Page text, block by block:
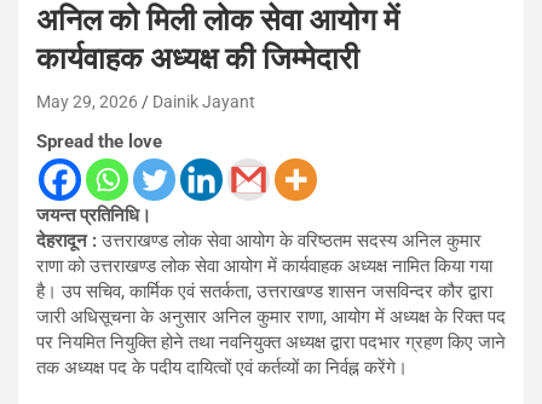
अनिल को मिली लोक सेवा आयोग में
कार्यवाहक अध्यक्ष की जिम्मेदारी
May 29, 2026 Dainik Jayant
Spread the love
जयन्त प्रतिनिधि।
देहरादून :उत्तराखण्ड लोक सेवा आयोग के वरिष्ठतम सदस्य अनिल कुमार
राणा को उत्तराखण्ड लोक सेवा आयोग में कार्यवाहक अध्यक्ष नामित किया गया
है। उप सचिव, कार्मिक एवं सतर्कता, उत्तराखण्ड शासन जसविन्दर कौर द्वारा
जारी अधिसूचना के अनुसार अनिल कुमार राणा, आयोग में अध्यक्ष के रिक्त पद
पर नियमित नियुक्ति होने तथा नवनियुक्त अध्यक्ष द्वारा पदभार ग्रहण किए जाने
तक अध्यक्ष पद के पदीय दायित्वों एवं कर्तव्यों का निर्वह्न करेंगे।